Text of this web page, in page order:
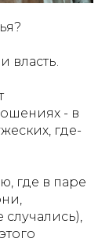
власть.
- в
где-
где в паре